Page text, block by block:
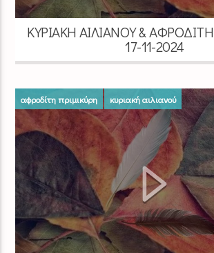
ΚΥΡΙΑΚΉ ΑΙΛΙΑΝΟΎ &
17-11-2024
αφροδίτη πριμικύρη κυριακή αιλιανού